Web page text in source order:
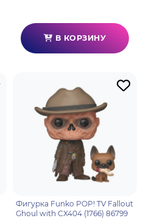
В КОРЗИНУ
Фигурка Funko POP! TV Fallout
Ghoul with CX404 (1766) 86799